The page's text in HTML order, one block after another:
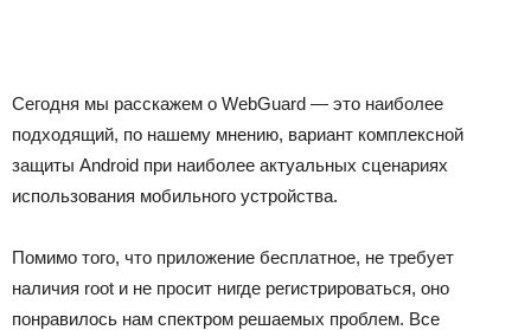
Сегодня мы расскажем о WebGuard — это наиболее
подходящий, по нашему мнению, вариант комплексной
защиты Android при наиболее актуальных сценариях
использования мобильного устройства.
Помимо того, что приложение бесплатное, не требует
наличия root и не просит нигде регистрироваться, оно
понравилось нам спектром решаемых проблем. Все